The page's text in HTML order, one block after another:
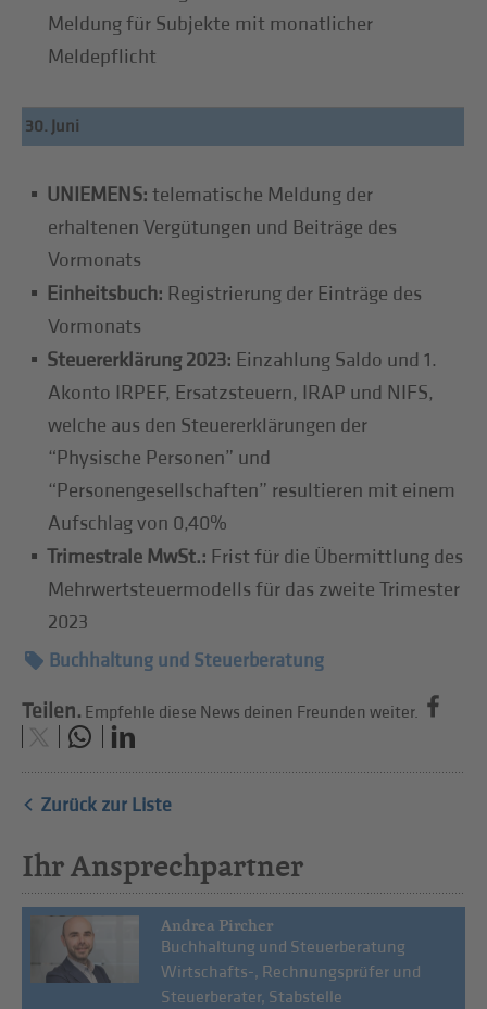
Meldung für Subjekte mit monatlicher
Meldepflicht
30. Juni
UNIEMENS:telematische Meldung der
erhaltenen Vergütungen und Beiträge des
Vormonats
Einheitsbuch: Registrierung der Einträge des
Vormonats
Steuererklärung 2023: Einzahlung Saldo und 1.
Akonto IRPEF, Ersatzsteuern, IRAP und NIFS,
welche aus den Steuererklärungen der
“Physische Personen” und
“Personengesellschaften” resultieren mit einem
Aufschlag von 0,40%
Trimestrale MwSt.: Frist für die Übermittlung des
Mehrwertsteuermodells für das zweite Trimester
2023
Buchhaltung und Steuerberatung
Teilen. Empfehle diese News deinen Freunden weiter.
Zurück zur Liste
Ihr Ansprechpartner
Andrea Pircher
Buchhaltung und Steuerberatung
Wirtschafts-, Rechnungsprüfer und
Steuerberater, Stabstelle